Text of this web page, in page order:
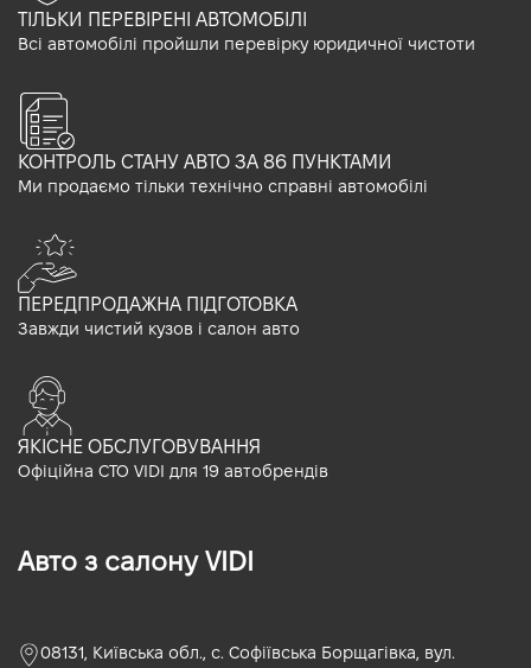
ТІЛЬКИ ПЕРЕВІРЕНІ АВТОМОБІЛІ
Всі автомобілі пройшли перевірку юридичної чистоти
КОНТРОЛЬ СТАНУ АВТО ЗА 86 ПУНКТАМИ
Ми продаємо тільки технічно справні автомобілі
ПЕРЕДПРОДАЖНА ПІДГОТОВКА
Завжди чистий кузов і салон авто
ЯКІСНЕ ОБСЛУГОВУВАННЯ
Офіційна СТО VIDI для 19 автобрендів
Авто з салону VIDI
08131, Київська обл., с. Софіївська Борщагівка, вул.